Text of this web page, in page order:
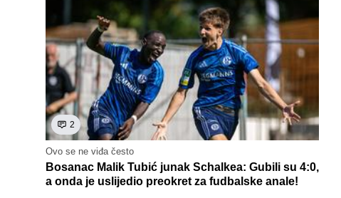
2
Ovo se ne viđa često
Bosanac Malik Tubić junak Schalkea: Gubili su 4:0,
a onda je uslijedio preokret za fudbalske anale!